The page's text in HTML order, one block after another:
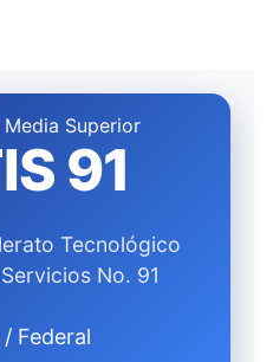
Superior
91
Tecnológico
No. 91
Federal